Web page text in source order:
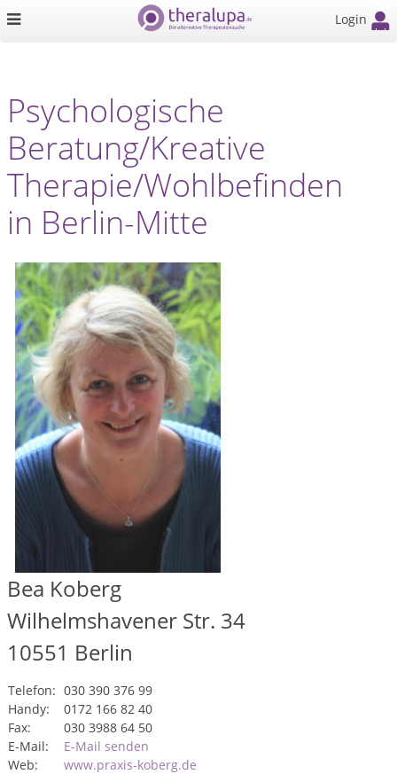
Login
Psychologische
Beratung/Kreative
Therapie/Wohlbefinden
in Berlin-Mitte
Bea Koberg
Wilhelmshavener Str. 34
10551 Berlin
Telefon: 030 390 376 99
Handy:
0172 166 82 40
Fax:
030 3988 64 50
E-Mail:
E-Mail senden
Web:
www.praxis-koberg.de